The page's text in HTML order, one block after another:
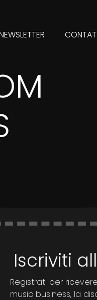
Iscriviti
Registrati per
music business, la